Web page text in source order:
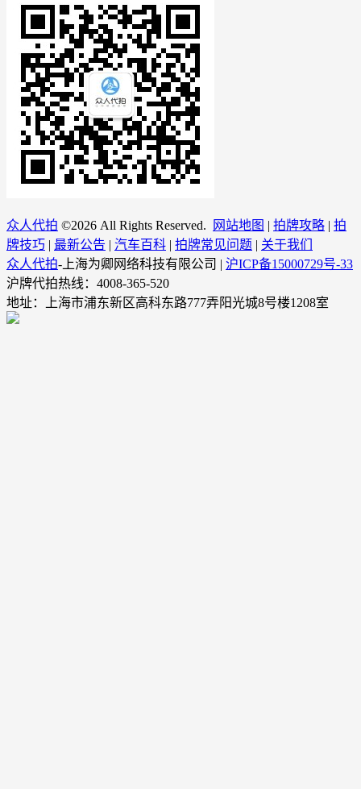
众人代拍 ©2026 All Rights Reserved. 网站地图 | 拍牌攻略 | 拍
牌技巧 | 最新公告 | 汽车百科 | 拍牌常见问题 | 关于我们
众人代拍-上海为卿网络科技有限公司 | 沪ICP备15000729号-33
沪牌代拍热线：4008-365-520
地址：上海市浦东新区高科东路777弄阳光城8号楼1208室